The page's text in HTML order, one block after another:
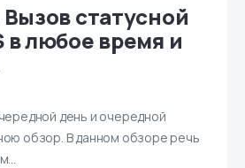
статусной
в любое время и
день и очередной
обзор. В данном обзоре речь